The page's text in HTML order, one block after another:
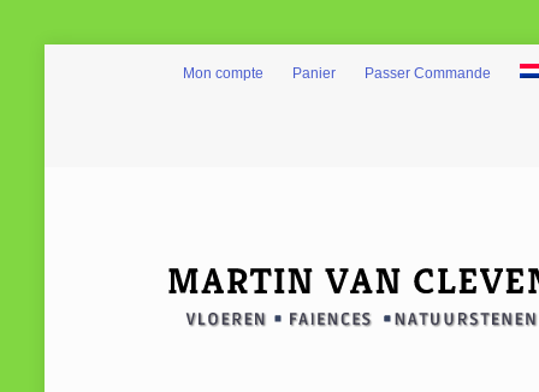
Mon compte Panier Passer Commande